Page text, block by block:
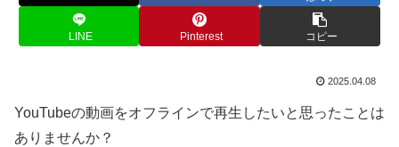
LINE Pinterest コピー
2025.04.08
YouTubeの動画をオフラインで再生したいと思ったことは
ありませんか？